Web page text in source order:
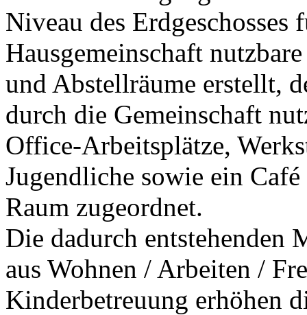
Niveau des
Hausgemeinschaft
und Abstellräume erstellt,
durch die Gemeinschaft
Office-Arbeitsplätze,
Jugendliche sowie ein
Raum zugeordnet.
Die dadurch entstehenden
aus Wohnen / Arbeiten /
Kinderbetreuung erhöhen